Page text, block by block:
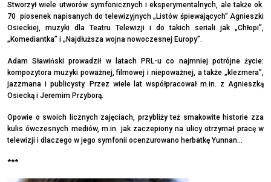
Stworzył wiele utworów symfonicznych i eksperymentalnych, ale także ok.
70 piosenek napisanych do telewizyjnych „Listów śpiewających” Agnieszki
Osieckiej, muzyki dla Teatru Telewizji i do takich seriali jak „Chłopi”,
„Komediantka” i „Najdłuższa wojna nowoczesnej Europy”.
Adam Sławiński prowadził w latach PRL-u co najmniej potrójne życie:
kompozytora muzyki poważnej, filmowej i niepoważnej, a także „klezmera”,
jazzmana i publicysty. Przez wiele lat współpracował m.in. z Agnieszką
Osiecką i Jeremim Przyborą.
Opowie o swoich licznych zajęciach, przybliży też smakowite historie zza
kulis ówczesnych mediów, m.in. jak zaczepiony na ulicy otrzymał pracę w
telewizji i dlaczego w jego symfonii ocenzurowano herbatkę Yunnan…
***